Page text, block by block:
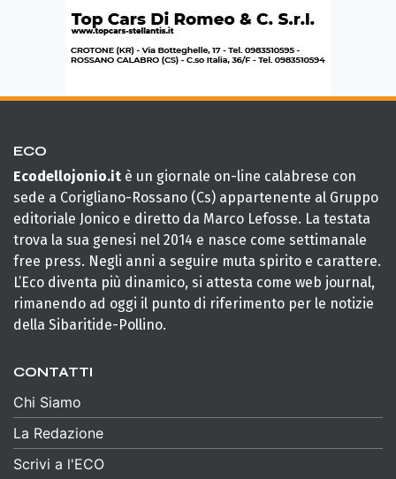
ECO
Ecodellojonio.it è un giornale on-line calabrese con
sede a Corigliano-Rossano (Cs) appartenente al Gruppo
editoriale Jonico e diretto da Marco Lefosse. La testata
trova la sua genesi nel 2014 e nasce come settimanale
free press. Negli anni a seguire muta spirito e carattere.
L’Eco diventa più dinamico, si attesta come web journal,
rimanendo ad oggi il punto di riferimento per le notizie
della Sibaritide-Pollino.
CONTATTI
Chi Siamo
La Redazione
Scrivi a l'ECO